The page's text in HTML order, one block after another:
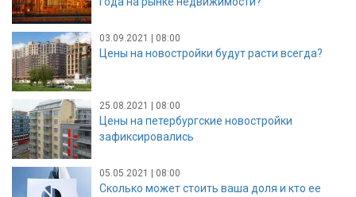
03.09.2021 | 08:00
Цены на новостройки будут расти всегда?
25.08.2021 | 08:00
Цены на петербургские новостройки
зафиксировались
05.05.2021 | 08:00
Сколько может стоить ваша доля и кто ее